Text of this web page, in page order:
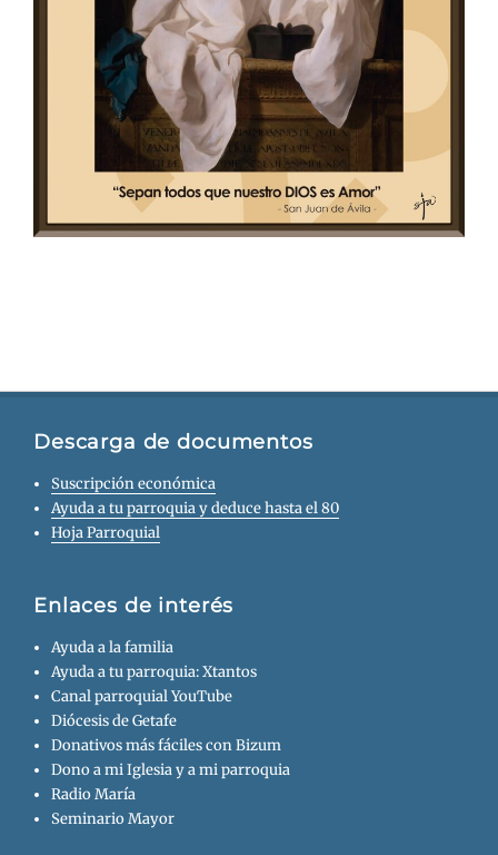
Descarga de documentos
Suscripción económica
Ayuda a tu parroquia y deduce hasta el 80
Hoja Parroquial
Enlaces de interés
Ayuda a la familia
Ayuda a tu parroquia: Xtantos
Canal parroquial YouTube
Diócesis de Getafe
Donativos más fáciles con Bizum
Dono a mi Iglesia y a mi parroquia
Radio María
Seminario Mayor